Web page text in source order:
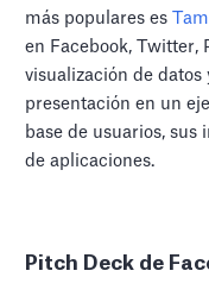
más populares es
en Facebook, Twitter,
visualización de datos
presentación en un
base de usuarios, sus
de aplicaciones.
Pitch Deck de